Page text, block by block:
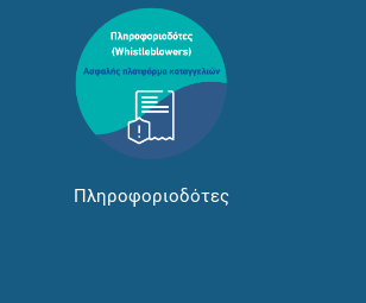
Πληροφοριοδότες